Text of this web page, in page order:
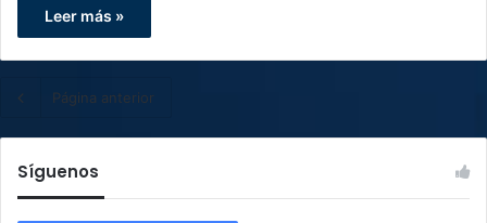
Leer más »
Página anterior
Síguenos